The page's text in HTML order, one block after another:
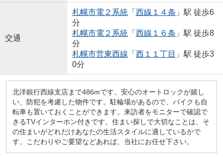
交通
札幌市電２系統「 西線１４条 」駅 徒歩6
分
札幌市電２系統「 西線１６条 」駅 徒歩8
分
札幌市営東西線 「 西１１丁目 」駅 徒歩3
0分
北洋銀行西線支店まで486mです。安心のオートロックが嬉し
い、防犯を考慮した物件です。駐輪場があるので、バイクも自
転車も置いておくことができます。来訪者をモニターで確認で
きるTVインターホン付きです。住まい探しで大切なことは、そ
の住まいがどれだけあなたの生活スタイルに適しているかで
す。こだわりやご要望などあれば、当社にお任せ下さい。